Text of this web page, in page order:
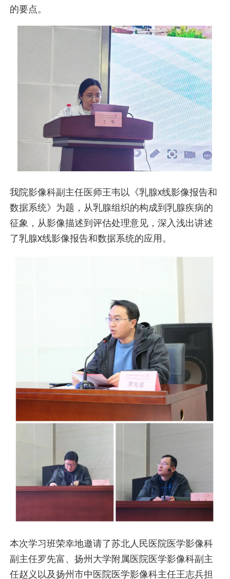
的要点。
我院影像科副主任医师王韦以《乳腺X线影像报告和
数据系统》为题，从乳腺组织的构成到乳腺疾病的
征象，从影像描述到评估处理意见，深入浅出讲述
了乳腺X线影像报告和数据系统的应用。
本次学习班荣幸地邀请了苏北人民医院医学影像科
副主任罗先富、扬州大学附属医院医学影像科副主
任赵义以及扬州市中医院医学影像科主任王志兵担